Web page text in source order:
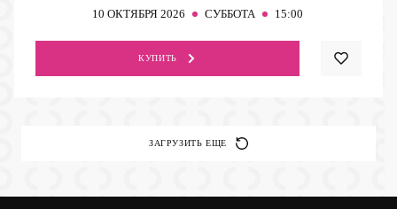
10 ОКТЯБРЯ 2026 СУББОТА 15:00
КУПИТЬ
ЗАГРУЗИТЬ ЕЩЕ